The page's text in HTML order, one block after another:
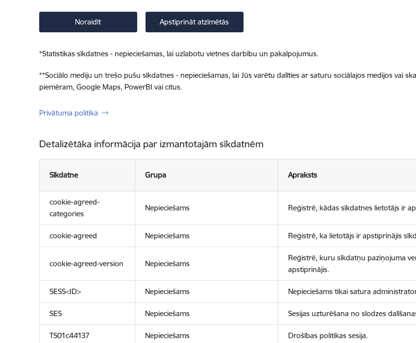
Noraidīt Apstiprināt atzīmētās
*Statistikas sīkdatnes - nepieciešamas, lai uzlabotu vietnes darbību un pakalpojumus.
**Sociālo mediju un trešo pušu sīkdatnes - nepieciešamas, lai Jūs varētu dalīties ar saturu sociālajos medijos vai
piemēram, Google Maps, PowerBI vai citus.
Privātuma politika
Detalizētāka informācija par izmantotajām sīkdatnēm
Sīkdatne Grupa Apraksts
cookie-agreed-
categories
Nepieciešams Reģistrē, kādas sīkdatnes lietotājs ir
cookie-agreed Nepieciešams Reģistrē, ka lietotājs ir apstiprinājis
cookie-agreed-version Nepieciešams
Reģistrē, kuru sīkdatņu paziņojuma
apstiprinājis.
SESS<ID> Nepieciešams Nepieciešams tikai satura
SES Nepieciešams Sesijas uzturēšana no slodzes
TS01c44137 Nepieciešams Drošības politikas sesija.